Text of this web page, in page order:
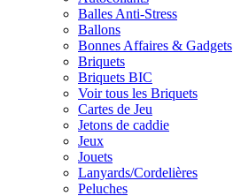
Balles Anti-Stress
Ballons
Bonnes Affaires & Gadgets
Briquets
Briquets BIC
Voir tous les Briquets
Cartes de Jeu
Jetons de caddie
Jeux
Jouets
Lanyards/Cordelières
Peluches